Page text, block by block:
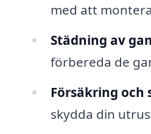
med att
Städning av
förbereda de
Försäkring och
skydda din